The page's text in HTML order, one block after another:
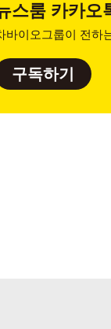
스룸 카카오
바이오그룹이 전하
구독하기